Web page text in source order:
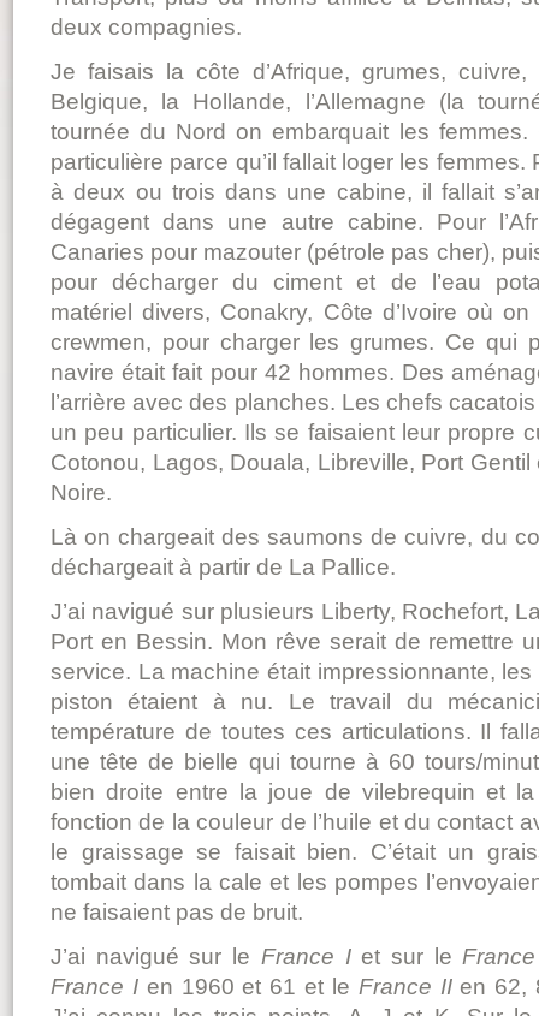
deux compagnies.
Je faisais la côte d’Afrique, grumes,
Belgique, la Hollande, l’Allemagne (la
tournée du Nord on embarquait les
particulière parce qu’il fallait loger les
à deux ou trois dans une cabine, il fallait
dégagent dans une autre cabine. Pour
Canaries pour mazouter (pétrole pas cher),
pour décharger du ciment et de l’eau
matériel divers, Conakry, Côte d’Ivoire où
crewmen, pour charger les grumes. Ce qui
navire était fait pour 42 hommes. Des
l’arrière avec des planches. Les chefs
un peu particulier. Ils se faisaient leur propre
Cotonou, Lagos, Douala, Libreville, Port
Noire.
Là on chargeait des saumons de cuivre, du
déchargeait à partir de La Pallice.
J’ai navigué sur plusieurs Liberty, Rochefort,
Port en Bessin. Mon rêve serait de remettre
service. La machine était impressionnante,
piston étaient à nu. Le travail du
température de toutes ces articulations. Il
une tête de bielle qui tourne à 60 tours/
bien droite entre la joue de vilebrequin et
fonction de la couleur de l’huile et du contact
le graissage se faisait bien. C’était un
tombait dans la cale et les pompes
ne faisaient pas de bruit.
J’ai navigué sur le France Iet sur le
France Ien 1960 et 61 et le France IIen 62,